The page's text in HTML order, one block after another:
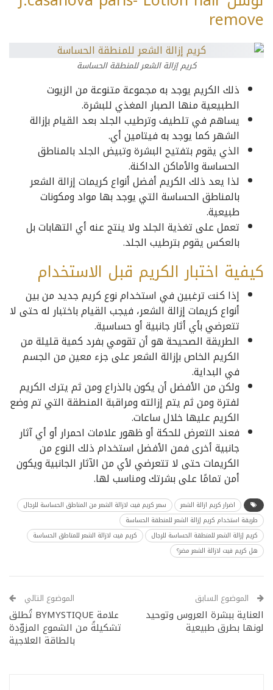
remove
كريم إزالة الشعر للمنطقة الحساسة
ذلك الكريم يوجد به مجموعة متنوعة من الزيوت
الطبيعية منها الصبار المغذي للبشرة.
يساهم في تلطيف وترطيب الجلد بعد القيام بإزالة
الشهر كما يوجد به فيتامين أي.
الذي يقوم بتفتيح البشرة وتبيض الجلد بالمناطق
الحساسة والأماكن الداكنة.
لذا يعد ذلك الكريم أفضل أنواع كريمات إزالة الشعر
بالمناطق الحساسة التي يوجد بها مواد ومكونات
طبيعية.
تعمل على تغذية الجلد ولا ينتج عنه أي التهابات بل
بالعكس يقوم بترطيب الجلد.
كيفية اختبار الكريم قبل الاستخدام
إذا كنت ترغبين في استخدام نوع كريم جديد من بين
أنواع كريمات إزالة الشعر، فيجب القيام باختبار له حتى لا
تتعرضي بأي أثار جانبية أو حساسية.
الطريقة الصحيحة هو أن تقومي بفرد كمية قليلة من
الكريم الخاص بإزالة الشعر على جزء معين من الجسم
في البداية.
ولكن من الأفضل أن يكون بالذراع ومن ثم يترك الكريم
لفترة ومن ثم يتم إزالته ومراقبة المنطقة التي تم وضع
الكريم عليها خلال ساعات.
فعند التعرض للحكة أو ظهور علامات احمرار أو أي آثار
جانبية أخرى فمن الأفضل استخدام ذلك النوع من
الكريمات حتى لا تتعرضي لأي من الآثار الجانبية ويكون
أمن تمامًا على بشرتك ومناسب لها.
اضرار كريم ازالة الشعر
سعر كريم فيت لازالة الشعر من المناطق الحساسة للرجال
طريقة استخدام كريم إزالة الشعر للمنطقة الحساسة
كريم إزالة الشعر للمنطقة الحساسة للرجال
كريم فيت لازالة الشعر للمناطق الحساسة
هل كريم فيت لازالة الشعر مضر؟
الموضوع السابق
العناية ببشرة العروس وتوحيد
لونها بطرق طبيعية
الموضوع التالي
علامة BYMYSTIQUE تُطلق
تشكيلةً من الشموع المزوّدة
بالطاقة العلاجية